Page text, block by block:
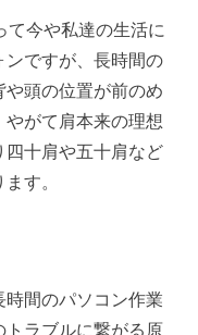
て今や私達の生活に
ンですが、長時間の
頭の位置が前のめ
やがて肩本来の理想
四十肩や五十肩など
す。
間のパソコン作業
ラブルに繋がる原